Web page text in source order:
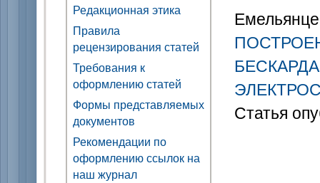
Редакционная этика
Правила
рецензирования статей
Требования к
оформлению статей
Формы представляемых
документов
Рекомендации по
оформлению ссылок на
наш журнал
Статья